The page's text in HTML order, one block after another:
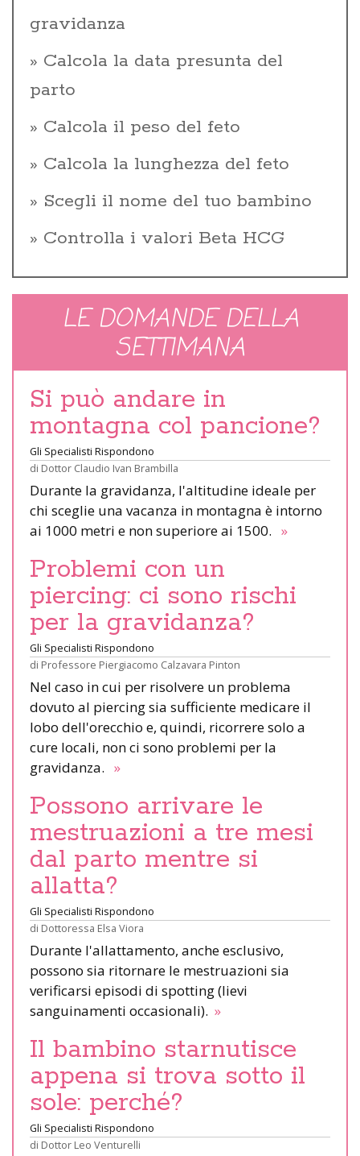
gravidanza
Calcola la data presunta del
parto
Calcola il peso del feto
Calcola la lunghezza del feto
Scegli il nome del tuo bambino
Controlla i valori Beta HCG
LE DOMANDE DELLA
SETTIMANA
Si può andare in
montagna col pancione?
Gli Specialisti Rispondono
di Dottor Claudio Ivan Brambilla
Durante la gravidanza, l'altitudine ideale per
chi sceglie una vacanza in montagna è intorno
ai 1000 metri e non superiore ai 1500. »
Problemi con un
piercing: ci sono rischi
per la gravidanza?
Gli Specialisti Rispondono
di Professore Piergiacomo Calzavara Pinton
Nel caso in cui per risolvere un problema
dovuto al piercing sia sufficiente medicare il
lobo dell'orecchio e, quindi, ricorrere solo a
cure locali, non ci sono problemi per la
gravidanza. »
Possono arrivare le
mestruazioni a tre mesi
dal parto mentre si
allatta?
Gli Specialisti Rispondono
di Dottoressa Elsa Viora
Durante l'allattamento, anche esclusivo,
possono sia ritornare le mestruazioni sia
verificarsi episodi di spotting (lievi
sanguinamenti occasionali). »
Il bambino starnutisce
appena si trova sotto il
sole: perché?
Gli Specialisti Rispondono
di Dottor Leo Venturelli